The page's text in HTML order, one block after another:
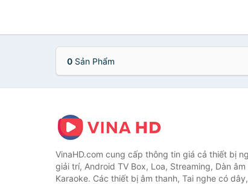
0 Sản Phẩm
VinaHD.com cung cấp thông tin giá cả thiết bị
giải trí, Android TV Box, Loa, Streaming, Dàn âm
Karaoke. Các thiết bị âm thanh, Tai nghe có